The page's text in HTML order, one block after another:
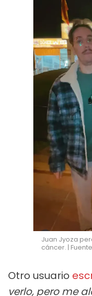
Juan Jyoza
cáncer. |
Otro usuario
verlo, pero me